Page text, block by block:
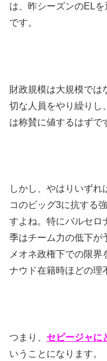
は、昨シーズンのEL
です。
財政規模は大規模では
切な人員をやり繰りし
は称賛に値するはずで
しかし、やはりいずれ
コのビッグ3に抗する
すよね。特にバルセロ
季はチーム力の低下が
メオネ政権下での限界
ナウド在籍時ほどの理
つまり、 セビージャに
いうことになります。